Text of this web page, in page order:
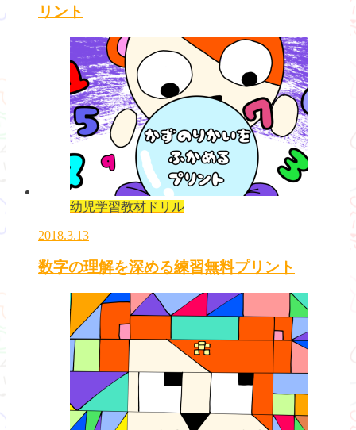
リント
幼児学習教材ドリル
2018.3.13
数字の理解を深める練習無料プリント